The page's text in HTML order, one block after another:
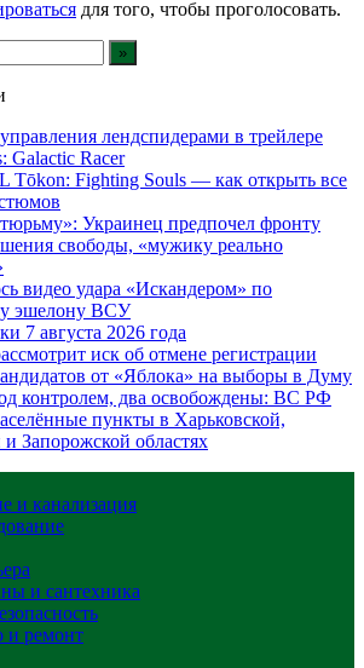
для того, чтобы проголосовать.
лендспидерами в трейлере
Galactic Racer
Tōkon: Fighting Souls — как открыть все
Украинец предпочел фронту
свободы, «мужику реально
видео удара «Искандером» по
эшелону ВСУ
7 августа 2026 года
иск об отмене регистрации
от «Яблока» на выборы в Думу
контролем, два освобождены: ВС РФ
пункты в Харьковской,
Запорожской областях
и канализация
и сантехника
и ремонт